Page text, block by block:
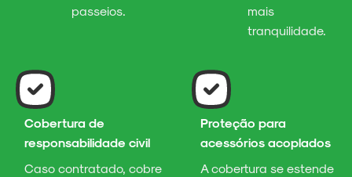
passeios.
mais
tranquilidade.
Cobertura de
responsabilidade civil
Caso contratado, cobre
Proteção para
acessórios acoplados
A cobertura se estende